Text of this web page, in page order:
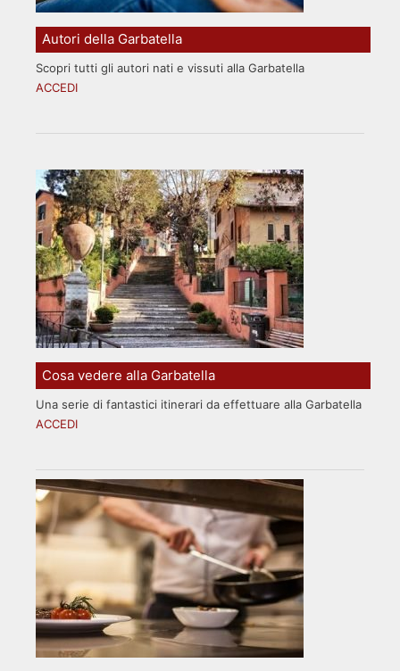
Autori della Garbatella
Scopri tutti gli autori nati e vissuti alla Garbatella
ACCEDI
Cosa vedere alla Garbatella
Una serie di fantastici itinerari da effettuare alla Garbatella
ACCEDI